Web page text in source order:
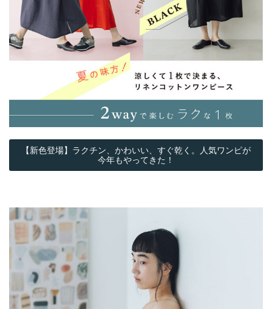
【新色登場】ラクチン、かわいい、すぐ乾く。人気ワンピが
今年もやってきた！